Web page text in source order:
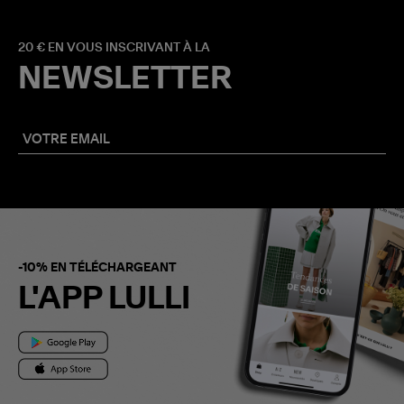
20 € EN VOUS INSCRIVANT À LA
NEWSLETTER
-10% EN TÉLÉCHARGEANT
L'APP LULLI